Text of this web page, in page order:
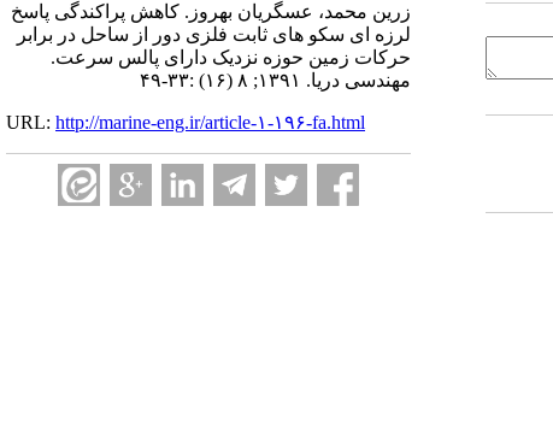
زرین محمد، عسگریان بهروز. کاهش پراکندگی پاسخ
لرزه ای سکو های ثابت فلزی دور از ساحل در برابر
حرکات زمین حوزه نزدیک دارای پالس سرعت.
مهندسی دریا. ۱۳۹۱; ۸ (۱۶) :۳۳-۴۹
URL: http://marine-eng.ir/article-۱-۱۹۶-fa.html